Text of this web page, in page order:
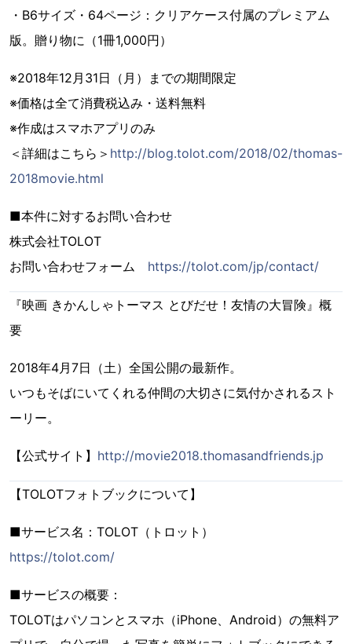
・B6サイズ・64ページ：クリアケース付属のプレミアム
版。贈り物に（1冊1,000円）
※2018年12月31日（月）までの期間限定
※価格は全て消費税込み・送料無料
※作成はスマホアプリのみ
＜詳細はこちら＞ http://blog.tolot.com/2018/02/thomas-
2018movie.html
■本件に対するお問い合わせ
株式会社TOLOT
お問い合わせフォーム https://tolot.com/jp/contact/
『映画 きかんしゃトーマス とびだせ！友情の大冒険』概
要
2018年4月7日（土）全国公開の最新作。
いつもそばにいてくれる仲間の大切さに気付かされるスト
ーリー。
【公式サイト】 http://movie2018.thomasandfriends.jp
【TOLOTフォトブックについて】
■サービス名：TOLOT（トロット）
https://tolot.com/
■サービスの概要：
TOLOTはパソコンとスマホ（iPhone、Android）の無料ア